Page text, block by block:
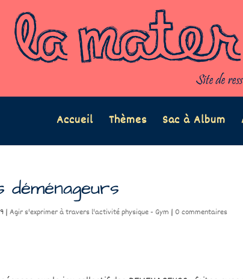
Accueil Thèmes Sac à Album
déménageurs
| Agir s'exprimer à travers l'activité physique - Gym | 0 commentaires